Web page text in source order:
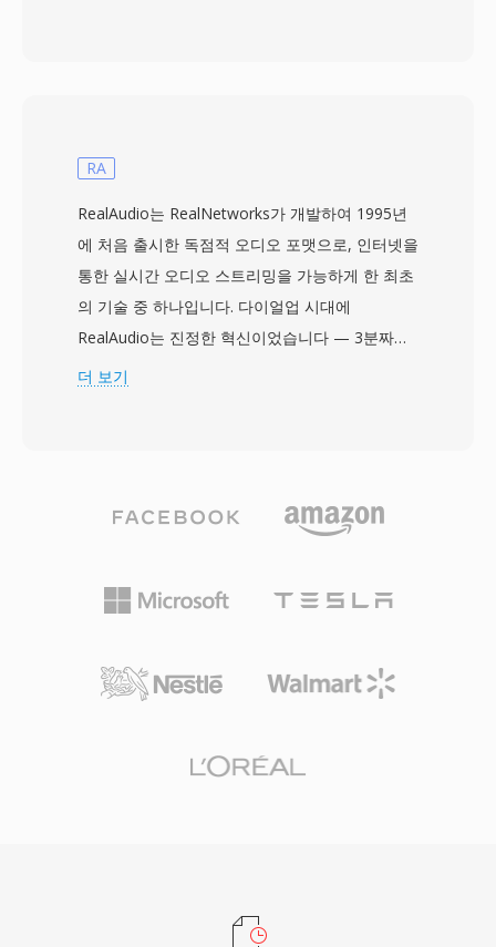
딩하고, 허용 길이로 트리밍한 후 파일명을 변경합
GarageBand 모두 내장 워크플로를 제공하며,
Audacity 같은 서드파티 도구도 동일하게 처리할
수 있습니다. 동기화하거나 다운로드하면 벨소리
가 iOS 설정에서 통화, 알람, 연락처별 알림에 통
합됩니다. 실용적인 장점으로는 iTunes 동기화나
AirDrop을 통한 모든 iPhone에의 간편한 배포, 작
RA
RealAudio는 RealNetworks가 개발하여 1995년
에 처음 출시한 독점적 오디오 포맷으로, 인터넷을
통한 실시간 오디오 스트리밍을 가능하게 한 최초
의 기술 중 하나입니다. 다이얼업 시대에
RealAudio는 진정한 혁신이었습니다 — 3분짜리
노래의 전체 다운로드에 30분이 걸릴 수 있던 시
했고, 이후 버전(AAC 기반의 RealAudio 10)은 CD
및 가변 비트레이트 인코딩, 적응형 멀티 비트레이
트 스트리밍, 불안정한 연결에서 재생 중단을 최소
전성기에는 RealPlayer가 수억 대의 PC에 설치되
기여는 나중에 HLS와 DASH 같은 표준에 영향을
더 보기